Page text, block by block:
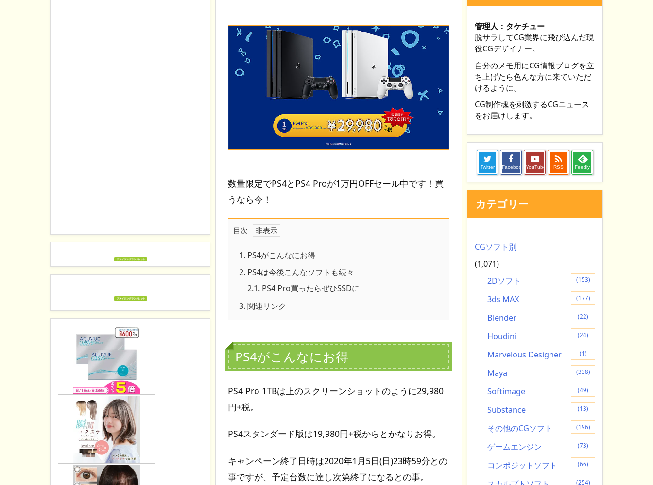
数量限定でPS4とPS4 Proが1万円OFFセール中です！買
うなら今！
目次
1. PS4がこんなにお得
2. PS4は今後こんなソフトも続々
2.1. PS4 Pro買ったらぜひSSDに
3. 関連リンク
PS4がこんなにお得
PS4 Pro 1TBは上のスクリーンショットのように29,980
円+税。
PS4スタンダード版は19,980円+税からとかなりお得。
キャンペーン終了日時は2020年1月5日(日)23時59分との
事ですが、予定台数に達し次第終了になるとの事。
管理人：タケチュー
脱サラしてCG業界に飛び込んだ現
役CGデザイナー。
自分のメモ用にCG情報ブログを立
ち上げたら色んな方に来ていただ
けるように。
CG制作魂を刺激するCGニュース
をお届けします。
Twitter Facebook YouTube

RSS Feedly
カテゴリー
CGソフト別
(1,071)
2Dソフト
(153)
3ds MAX (177)
Blender (22)
Houdini (24)
Marvelous Designer (1)
Maya (338)
Softimage (49)
Substance (13)
その他のCGソフト (196)
ゲームエンジン (73)
コンポジットソフト (66)
(254)